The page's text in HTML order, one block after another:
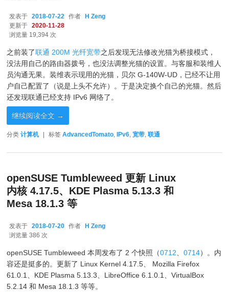
发表于 2018-07-22 作者
H Zeng
更新于
2020-11-28
浏览量 19,394 次
之前装了联通 200M 光纤宽带之后发现无法修改光猫为桥接模式，
没法用自己的路由器拨号，也没法调整光猫的设置。与客服和装维人
员沟通无果。装维表示现用的光猫，贝尔 G-140W-UD，已经不让用
户自己配置了（说是上头不允许）。于是决定换个自己的光猫。然后
还发现联通已经支持 IPv6 网络了。
继续阅读全文 →
分类 计算机 | 标签 AdvancedTomato,IPv6,宽带,联通
openSUSE Tumbleweed 更新 Linux
内核 4.17.5、KDE Plasma 5.13.3 和
Mesa 18.1.3 等
发表于 2018-07-20 作者 H Zeng
浏览量 386 次
openSUSE Tumbleweed 本周发布了 2 个快照（0712、0714）。内
容还是挺多的。更新了 Linux Kernel 4.17.5、 Mozilla Firefox
61.0.1、KDE Plasma 5.13.3、LibreOffice 6.1.0.1、VirtualBox
5.2.14 和 Mesa 18.1.3 等等。